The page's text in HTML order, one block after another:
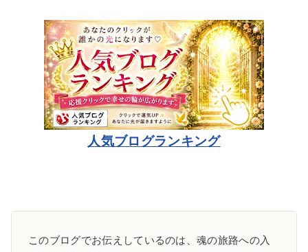
人気ブログランキング
このブログでお伝えしているのは、魂の旅路への入